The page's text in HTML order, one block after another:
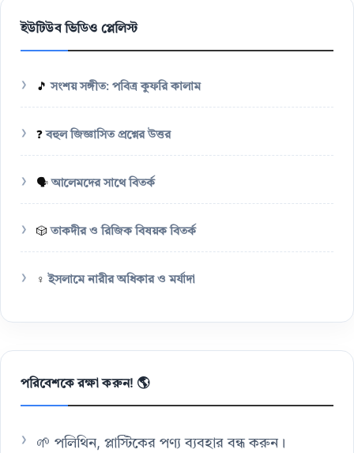
ইউটিউব ভিডিও প্লেলিস্ট
🎵সংশয় সঙ্গীত: পবিত্র কুফরি কালাম
❓ বহুল জিজ্ঞাসিত প্রশ্নের উত্তর
🗣️আলেমদের সাথে বিতর্ক
🎲 তাকদীর ও রিজিক বিষয়ক বিতর্ক
♀️ইসলামে নারীর অধিকার ও মর্যাদা
পরিবেশকে রক্ষা করুন! 🌎
🌱 পলিথিন, প্লাস্টিকের পণ্য ব্যবহার বন্ধ করুন।